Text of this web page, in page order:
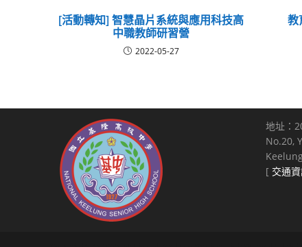
[活動轉知] 智慧晶片系統與應用科技高
中職教師研習營
2022-05-27
教
地址：
No.20,
[ 交通